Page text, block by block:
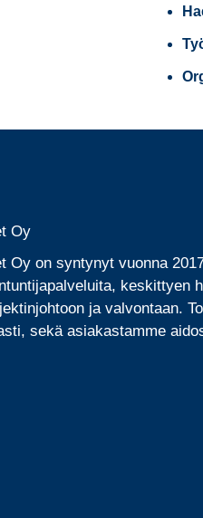
Oy
Oy on syntynyt vuonna
keskittyen
ja valvontaan.
sekä asiakastamme